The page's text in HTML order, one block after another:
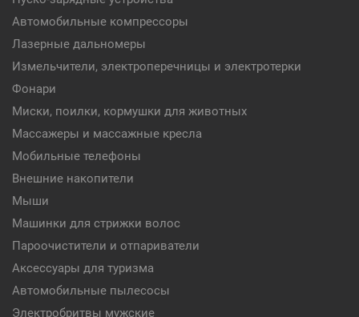
Автомобильные компрессоры
Лазерные дальномеры
Измельчители, электроперечницы и электротерки
Фонари
Миски, поилки, кормушки для животных
Массажеры и массажные кресла
Мобильные телефоны
Внешние накопители
Мыши
Машинки для стрижки волос
Пароочистители и отпариватели
Аксессуары для туризма
Автомобильные пылесосы
Электробритвы мужские